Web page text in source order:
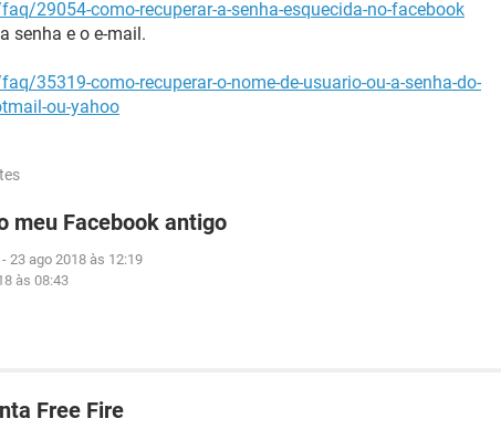
29054-como-recuperar-a-senha-esquecida-no-facebook
senha e o e-mail.
35319-como-recuperar-o-nome-de-usuario-ou-a-senha-do-
ou-yahoo
meu Facebook antigo
- 23 ago 2018 às 12:19
às 08:43
Free Fire